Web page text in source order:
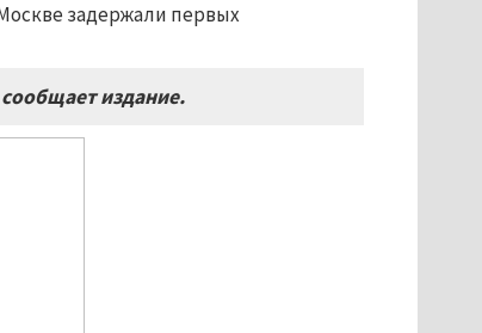
задержали первых
издание.